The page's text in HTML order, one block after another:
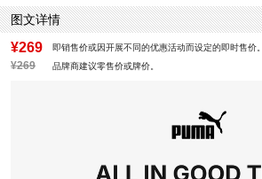
图文详情
¥269 即销售价或因开展不同的优惠活动而设定的即时售价。
¥269 品牌商建议零售价或牌价。